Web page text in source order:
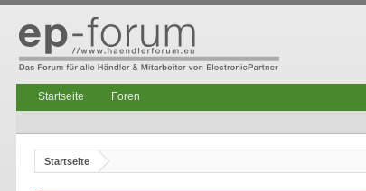
Startseite
Startseite Foren